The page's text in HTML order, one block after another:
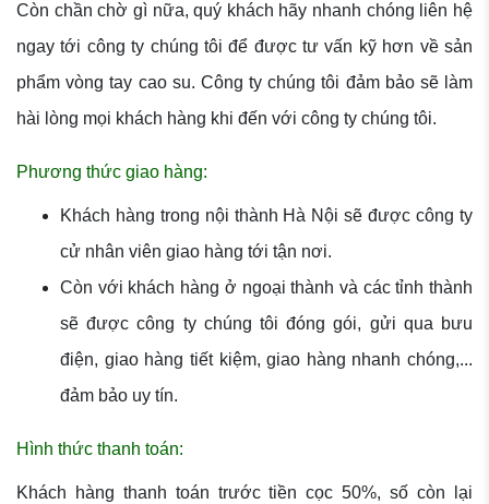
Còn chần chờ gì nữa, quý khách hãy nhanh chóng liên hệ
ngay tới công ty chúng tôi để được tư vấn kỹ hơn về sản
phẩm vòng tay cao su. Công ty chúng tôi đảm bảo sẽ làm
hài lòng mọi khách hàng khi đến với công ty chúng tôi.
Phương thức giao hàng:
Khách hàng trong nội thành Hà Nội sẽ được công ty
cử nhân viên giao hàng tới tận nơi.
Còn với khách hàng ở ngoại thành và các tỉnh thành
sẽ được công ty chúng tôi đóng gói, gửi qua bưu
điện, giao hàng tiết kiệm, giao hàng nhanh chóng,...
đảm bảo uy tín.
Hình thức thanh toán:
Khách hàng thanh toán trước tiền cọc 50%, số còn lại